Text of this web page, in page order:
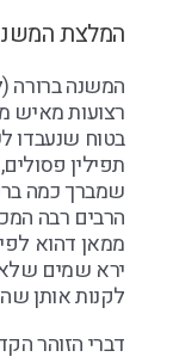
המלצת
המשנה ברורה
רצועות מאיש
בטוח שנעבדו
תפילין
שמברך כמה
הרבים רבה
ממאן דהוא לפי
ירא שמים
לקנות אותן
דברי הזוהר